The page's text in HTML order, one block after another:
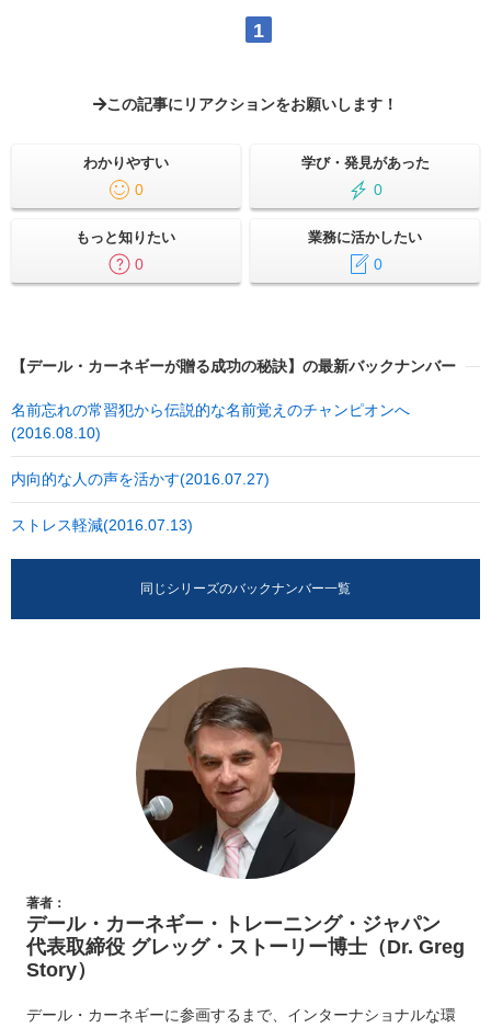
1
この記事にリアクションをお願いします！
わかりやすい
0
学び・発見があった
0
もっと知りたい
0
業務に活かしたい
0
【デール・カーネギーが贈る成功の秘訣】の最新バックナンバー
名前忘れの常習犯から伝説的な名前覚えのチャンピオンへ
(2016.08.10)
内向的な人の声を活かす(2016.07.27)
ストレス軽減(2016.07.13)
同じシリーズのバックナンバー一覧
著者：
デール・カーネギー・トレーニング・ジャパン
代表取締役 グレッグ・ストーリー博士（Dr. Greg
Story）
デール・カーネギーに参画するまで、インターナショナルな環